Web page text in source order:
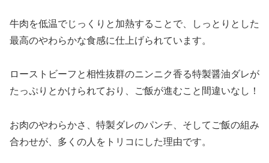
牛肉を低温でじっくりと加熱することで、しっとりとした
最高のやわらかな食感に仕上げられています。
ローストビーフと相性抜群のニンニク香る特製醤油ダレが
たっぷりとかけられており、ご飯が進むこと間違いなし！
お肉のやわらかさ、特製ダレのパンチ、そしてご飯の組み
合わせが、多くの人をトリコにした理由です。